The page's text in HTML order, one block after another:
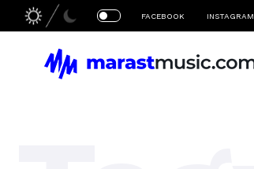
FACEBOOK INSTAGRAM